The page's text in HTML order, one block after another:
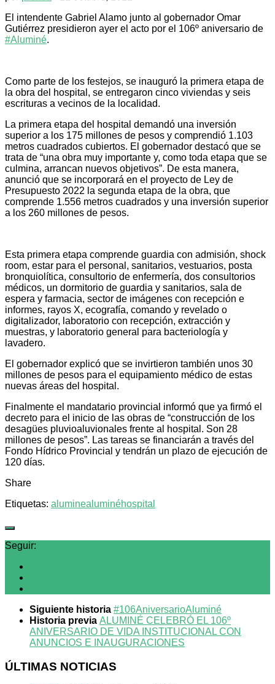
El intendente Gabriel Alamo junto al gobernador Omar
Gutiérrez presidieron ayer el acto por el 106º aniversario de
#Aluminé.
Como parte de los festejos, se inauguró la primera etapa de
la obra del hospital, se entregaron cinco viviendas y seis
escrituras a vecinos de la localidad.
La primera etapa del hospital demandó una inversión
superior a los 175 millones de pesos y comprendió 1.103
metros cuadrados cubiertos. El gobernador destacó que se
trata de “una obra muy importante y, como toda etapa que se
culmina, arrancan nuevos objetivos”. De esta manera,
anunció que se incorporará en el proyecto de Ley de
Presupuesto 2022 la segunda etapa de la obra, que
comprende 1.556 metros cuadrados y una inversión superior
a los 260 millones de pesos.
Esta primera etapa comprende guardia con admisión, shock
room, estar para el personal, sanitarios, vestuarios, posta
bronquiolítica, consultorio de enfermería, dos consultorios
médicos, un dormitorio de guardia y sanitarios, sala de
espera y farmacia, sector de imágenes con recepción e
informes, rayos X, ecografía, comando y revelado o
digitalizador, laboratorio con recepción, extracción y
muestras, y laboratorio general para bacteriología y
lavadero.
El gobernador explicó que se invirtieron también unos 30
millones de pesos para el equipamiento médico de estas
nuevas áreas del hospital.
Finalmente el mandatario provincial informó que ya firmó el
decreto para el inicio de las obras de “construcción de los
desagües pluvioaluvionales frente al hospital. Son 28
millones de pesos”. Las tareas se financiarán a través del
Fondo Hídrico Provincial y tendrán un plazo de ejecución de
120 días.
Share
Etiquetas: aluminealuminéhospital
Seguir:
Siguiente historia #106AniversarioAluminé
Historia previa ALUMINÉ CELEBRÓ EL 106º
ANIVERSARIO DE VIDA INSTITUCIONAL CON
ANUNCIOS E INAUGURACIONES
ÚLTIMAS NOTICIAS